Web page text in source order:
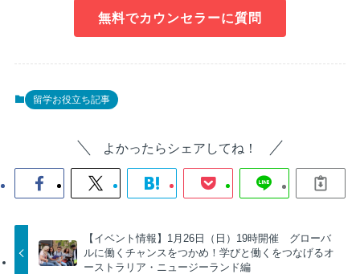
無料でカウンセラーに質問
留学お役立ち記事
よかったらシェアしてね！
【イベント情報】1月26日（日）19時開催 ​​グローバ
ルに働くチャンスをつかめ！学びと働くをつなげるオ
ーストラリア・ニュージーランド編